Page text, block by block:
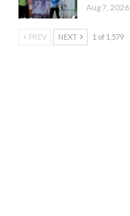
Aug 7, 2026
PREV NEXT 1 of 1,579